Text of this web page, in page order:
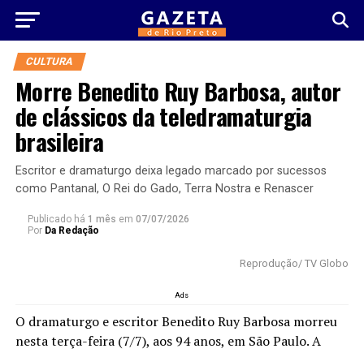
CULTURA
Morre Benedito Ruy Barbosa, autor
de clássicos da teledramaturgia
brasileira
Escritor e dramaturgo deixa legado marcado por sucessos
como Pantanal, O Rei do Gado, Terra Nostra e Renascer
Publicado há 1 mês em 07/07/2026
Por Da Redação
Reprodução/ TV Globo
Ads
O dramaturgo e escritor Benedito Ruy Barbosa morreu
nesta terça-feira (7/7), aos 94 anos, em São Paulo. A